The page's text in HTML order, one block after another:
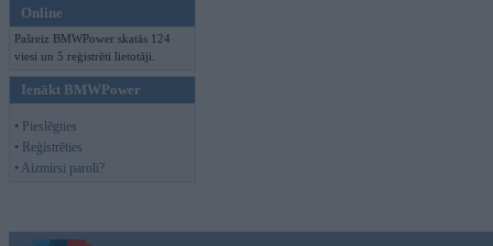
Online
Pašreiz BMWPower skatās 124
viesi un 5 reģistrēti lietotāji.
Ienākt BMWPower
• Pieslēgties
• Reģistrēties
• Aizmirsi paroli?